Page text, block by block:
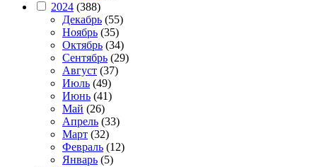
2024 (388)
Декабрь (55)
Ноябрь (35)
Октябрь (34)
Сентябрь (29)
Август (37)
Июль (49)
Июнь (41)
Май (26)
Апрель (33)
Март (32)
Февраль (12)
Январь (5)